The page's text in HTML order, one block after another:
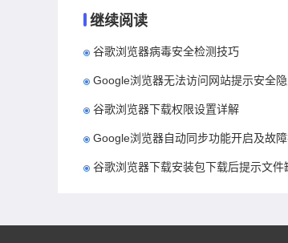
继续阅读
谷歌浏览器病毒安全检测技巧
Google浏览器无法访问网站提示安全
谷歌浏览器下载权限设置详解
Google浏览器自动同步功能开启及故
谷歌浏览器下载安装包下载后提示文件